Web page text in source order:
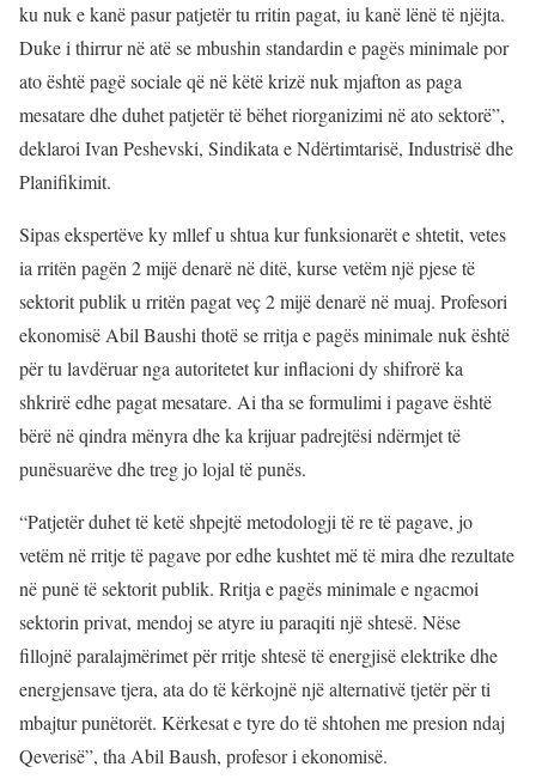
ku nuk e kanë pasur patjetër tu rritin pagat, iu kanë lënë të njëjta.
Duke i thirrur në atë se mbushin standardin e pagës minimale por
ato është pagë sociale që në këtë krizë nuk mjafton as paga
mesatare dhe duhet patjetër të bëhet riorganizimi në ato sektorë”,
deklaroi Ivan Peshevski, Sindikata e Ndërtimtarisë, Industrisë dhe
Planifikimit.
Sipas ekspertëve ky mllef u shtua kur funksionarët e shtetit, vetes
ia rritën pagën 2 mijë denarë në ditë, kurse vetëm një pjese të
sektorit publik u rritën pagat veç 2 mijë denarë në muaj. Profesori
ekonomisë Abil Baushi thotë se rritja e pagës minimale nuk është
për tu lavdëruar nga autoritetet kur inflacioni dy shifrorë ka
shkrirë edhe pagat mesatare. Ai tha se formulimi i pagave është
bërë në qindra mënyra dhe ka krijuar padrejtësi ndërmjet të
punësuarëve dhe treg jo lojal të punës.
“Patjetër duhet të ketë shpejtë metodologji të re të pagave, jo
vetëm në rritje të pagave por edhe kushtet më të mira dhe rezultate
në punë të sektorit publik. Rritja e pagës minimale e ngacmoi
sektorin privat, mendoj se atyre iu paraqiti një shtesë. Nëse
fillojnë paralajmërimet për rritje shtesë të energjisë elektrike dhe
energjensave tjera, ata do të kërkojnë një alternativë tjetër për ti
mbajtur punëtorët. Kërkesat e tyre do të shtohen me presion ndaj
Qeverisë”, tha Abil Baush, profesor i ekonomisë.